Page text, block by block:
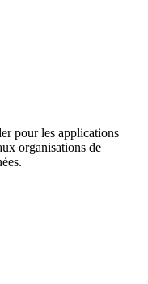
pour les applications
organisations de